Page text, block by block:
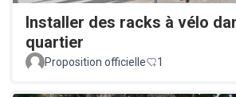
Installer des racks à vélo
quartier
Proposition officielle 1